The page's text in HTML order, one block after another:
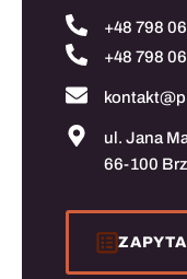
+48 798
+48 798
ul. Jana
66-100